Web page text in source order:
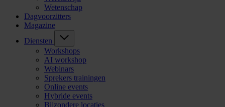
Wetenschap
Dagvoorzitters
Magazine
Diensten
Workshops
AI workshop
Webinars
Sprekers trainingen
Online events
Hybride events
Bijzondere locaties